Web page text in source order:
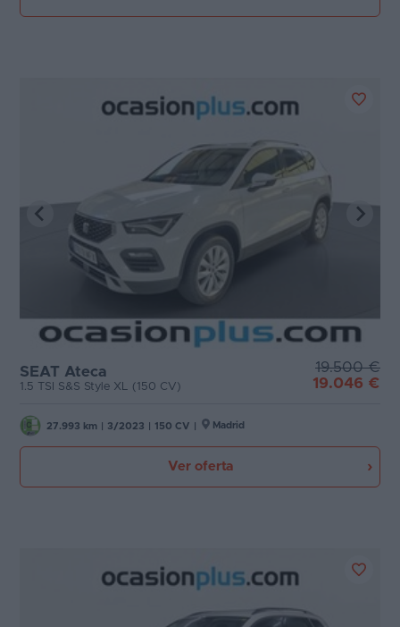
SEAT Ateca
1.5 TSI S&S Style XL (150 CV)
19.500 €
19.046 €
27.993 km 3/2023 150 CV Madrid
Ver oferta